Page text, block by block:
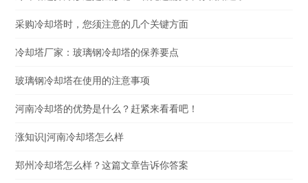
采购冷却塔时，您须注意的几个关键方面
冷却塔厂家：玻璃钢冷却塔的保养要点
玻璃钢冷却塔在使用的注意事项
河南冷却塔的优势是什么？赶紧来看看吧！
涨知识|河南冷却塔怎么样
郑州冷却塔怎么样？这篇文章告诉你答案